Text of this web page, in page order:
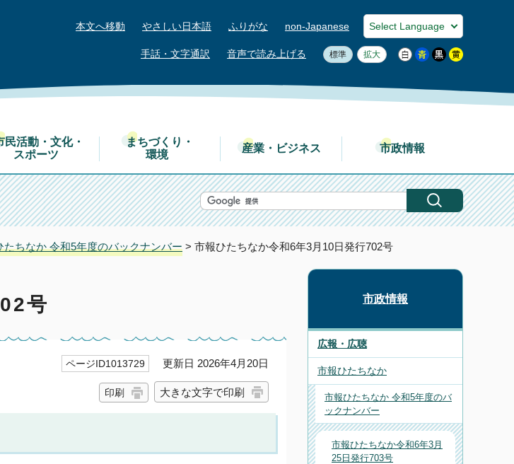
本文へ移動 やさしい日本語 ふりがな non-Japanese
手話・文字通訳 音声で読み上げる 標準 拡大
市民活動・文化・
スポーツ
まちづくり・
環境
産業・ビジネス 市政情報
たちなか 令和5年度のバックナンバー > 市報ひたちなか令和6年3月10日発行702号
号
ページID1013729 更新日 2026年4月20日
印刷 大きな文字で印刷
市政情報
広報・広聴
市報ひたちなか
市報ひたちなか 令和5年度のバ
ックナンバー
市報ひたちなか令和6年3月
25日発行703号